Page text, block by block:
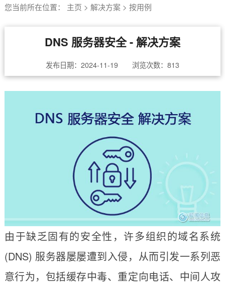
您当前所在位置： 主页 > 解决方案> 按用例
DNS 服务器安全 - 解决方案
发布日期：2024-11-19 浏览次数： 813
由于缺乏固有的安全性，许多组织的域名系统
(DNS) 服务器屡屡遭到入侵，从而引发一系列恶
意行为，包括缓存中毒、重定向电话、中间人攻